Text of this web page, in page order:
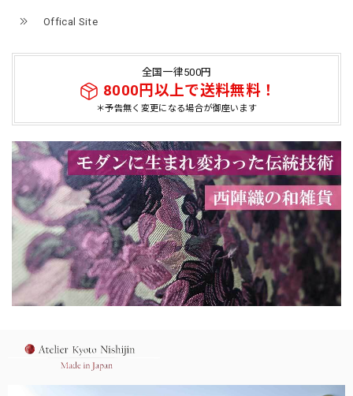
Offical Site
全国一律500円
8000円以上で送料無料！
＊予告無く変更になる場合が御座います